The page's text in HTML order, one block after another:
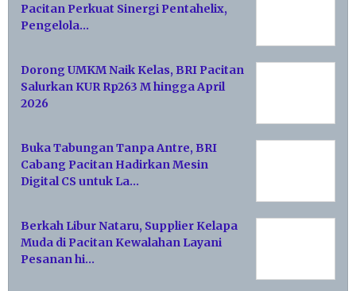
Pacitan Perkuat Sinergi Pentahelix,
Pengelola…
Dorong UMKM Naik Kelas, BRI Pacitan
Salurkan KUR Rp263 M hingga April
2026
Buka Tabungan Tanpa Antre, BRI
Cabang Pacitan Hadirkan Mesin
Digital CS untuk La…
Berkah Libur Nataru, Supplier Kelapa
Muda di Pacitan Kewalahan Layani
Pesanan hi…